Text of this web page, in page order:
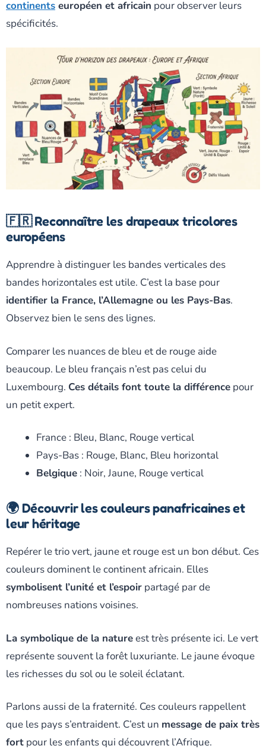
continents européen et africain pour observer leurs
spécificités.
🇫🇷 Reconnaître les drapeaux tricolores
européens
Apprendre à distinguer les bandes verticales des
bandes horizontales est utile. C’est la base pour
identifier la France, l’Allemagne ou les Pays-Bas.
Observez bien le sens des lignes.
Comparer les nuances de bleu et de rouge aide
beaucoup. Le bleu français n’est pas celui du
Luxembourg. Ces détails font toute la différence pour
un petit expert.
France : Bleu, Blanc, Rouge vertical
Pays-Bas : Rouge, Blanc, Bleu horizontal
Belgique : Noir, Jaune, Rouge vertical
🌍 Découvrir les couleurs panafricaines et
leur héritage
Repérer le trio vert, jaune et rouge est un bon début. Ces
couleurs dominent le continent africain. Elles
symbolisent l’unité et l’espoir partagé par de
nombreuses nations voisines.
La symbolique de la natureest très présente ici. Le vert
représente souvent la forêt luxuriante. Le jaune évoque
les richesses du sol ou le soleil éclatant.
Parlons aussi de la fraternité. Ces couleurs rappellent
que les pays s’entraident. C’est un message de paix très
fort pour les enfants qui découvrent l’Afrique.